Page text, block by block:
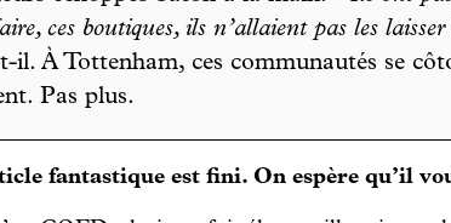
ces boutiques, ils n’allaient pas les
il. À Tottenham, ces communautés se
Pas plus.
fantastique est fini. On espère qu’il